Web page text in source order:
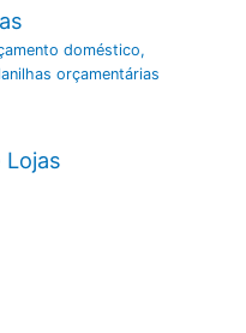
doméstico,
orçamentárias
Lojas